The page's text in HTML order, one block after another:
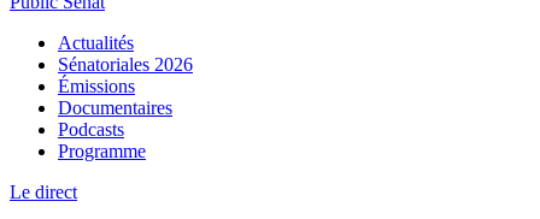
Actualités
Sénatoriales 2026
Émissions
Documentaires
Podcasts
Programme
Le direct